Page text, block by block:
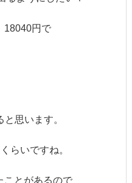
18040円で
思います。
らいですね。
ことがあるので